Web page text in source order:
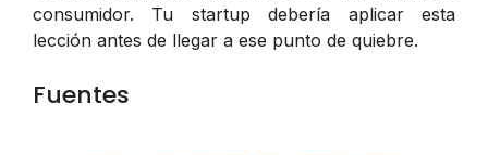
consumidor. Tu startup debería aplicar esta
lección antes de llegar a ese punto de quiebre.
Fuentes